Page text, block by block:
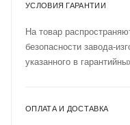
УСЛОВИЯ ГАРАНТИИ
На товар
безопасности завода-
указанного в
ОПЛАТА И ДОСТАВКА